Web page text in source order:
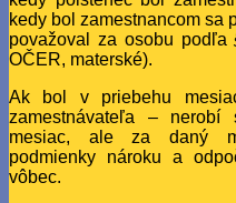
kedy bol zamestnancom sa
považoval za osobu podľa
OČER, materské).
Ak bol v priebehu
zamestnávateľa –
mesiac, ale za daný
podmienky nároku a
vôbec.